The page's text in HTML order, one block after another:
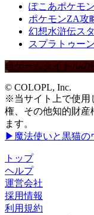
ぽこあポケモ
ポケモンZA攻
幻想水滸伝ス
スプラトゥー
当ゲームタイトルの
© COLOPL, Inc.
※当サイト上で使用
権、その他知的財産
ます。
▶魔法使いと黒猫の
トップ
ヘルプ
運営会社
採用情報
利用規約